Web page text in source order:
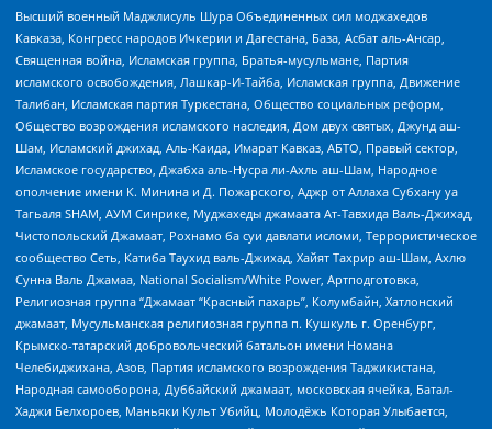
Высший военный Маджлисуль Шура Объединенных сил моджахедов
Кавказа, Конгресс народов Ичкерии и Дагестана, База, Асбат аль-Ансар,
Священная война, Исламская группа, Братья-мусульмане, Партия
исламского освобождения, Лашкар-И-Тайба, Исламская группа, Движение
Талибан, Исламская партия Туркестана, Общество социальных реформ,
Общество возрождения исламского наследия, Дом двух святых, Джунд аш-
Шам, Исламский джихад, Аль-Каида, Имарат Кавказ, АБТО, Правый сектор,
Исламское государство, Джабха аль-Нусра ли-Ахль аш-Шам, Народное
ополчение имени К. Минина и Д. Пожарского, Аджр от Аллаха Субхану уа
Тагьаля SHAM, АУМ Синрике, Муджахеды джамаата Ат-Тавхида Валь-Джихад,
Чистопольский Джамаат, Рохнамо ба суи давлати исломи, Террористическое
сообщество Сеть, Катиба Таухид валь-Джихад, Хайят Тахрир аш-Шам, Ахлю
Сунна Валь Джамаа, National Socialism/White Power, Артподготовка,
Религиозная группа “Джамаат “Красный пахарь”, Колумбайн, Хатлонский
джамаат, Мусульманская религиозная группа п. Кушкуль г. Оренбург,
Крымско-татарский добровольческий батальон имени Номана
Челебиджихана, Азов, Партия исламского возрождения Таджикистана,
Народная самооборона, Дуббайский джамаат, московская ячейка, Батал-
Хаджи Белхороев, Маньяки Культ Убийц, Молодёжь Которая Улыбается,